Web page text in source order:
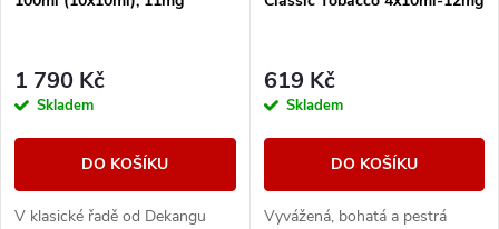
1 790 Kč
Skladem
DO KOŠÍKU
V klasické řadě od Dekangu
619 Kč
Skladem
DO KOŠÍKU
Vyvážená, bohatá a pestrá